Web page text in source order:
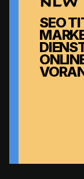
SEO